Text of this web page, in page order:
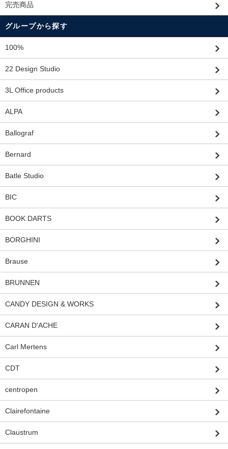
完売商品
グループから探す
100%
22 Design Studio
3L Office products
ALPA
Ballograf
Bernard
Batle Studio
BIC
BOOK DARTS
BORGHINI
Brause
BRUNNEN
CANDY DESIGN & WORKS
CARAN D'ACHE
Carl Mertens
CDT
centropen
Clairefontaine
Claustrum